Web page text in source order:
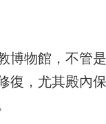
博物館，不管
復，尤其殿內